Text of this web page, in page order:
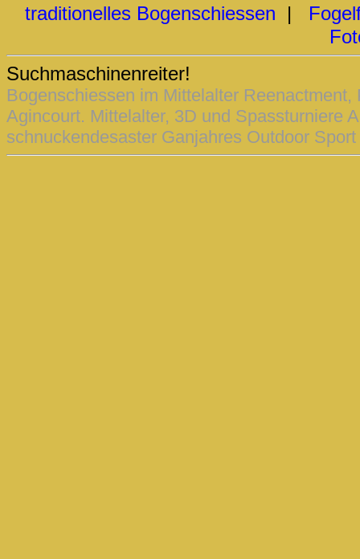
traditionelles Bogenschiessen |
Suchmaschinenreiter!
Bogenschiessen im Mittelalter
Agincourt. Mittelalter, 3D und Spassturniere
schnuckendesaster Ganjahres Outdoor Sport